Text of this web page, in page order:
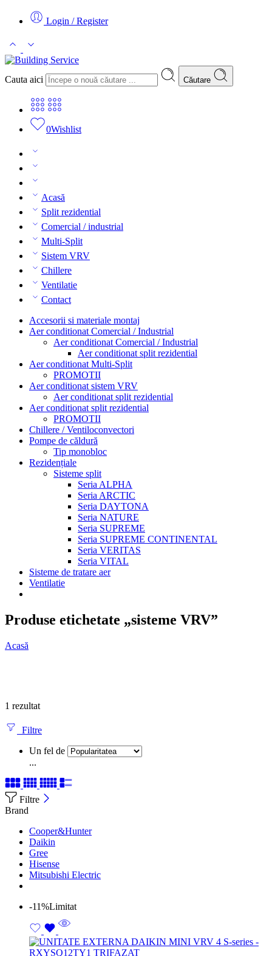
Login / Register
Cauta aici Căutare
0Wishlist
Acasă
Split rezidential
Comercial / industrial
Multi-Split
Sistem VRV
Chillere
Ventilatie
Contact
Accesorii si materiale montaj
Aer conditionat Comercial / Industrial
Aer conditionat Comercial / Industrial
Aer conditionat split rezidential
Aer conditionat Multi-Split
PROMOTII
Aer conditionat sistem VRV
Aer conditionat split rezidential
Aer conditionat split rezidential
PROMOTII
Chillere / Ventiloconvectori
Pompe de căldură
Tip monobloc
Rezidențiale
Sisteme split
Seria ALPHA
Seria ARCTIC
Seria DAYTONA
Seria NATURE
Seria SUPREME
Seria SUPREME CONTINENTAL
Seria VERITAS
Seria VITAL
Sisteme de tratare aer
Ventilatie
Produse etichetate „sisteme VRV”
Acasă
1 rezultat
Filtre
Un fel de
...
Filtre
Brand
Cooper&Hunter
Daikin
Gree
Hisense
Mitsubishi Electric
-11%Limitat